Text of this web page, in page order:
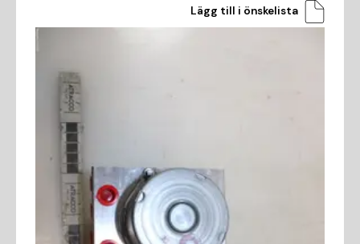
Lägg till i önskelista